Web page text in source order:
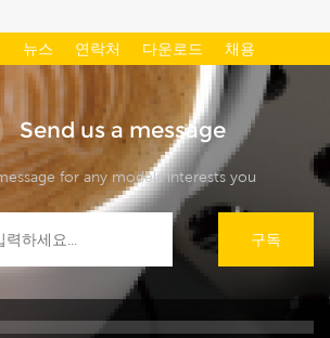
더보기
뉴스 연락처 다운로드 채용
Send us a message
for any models interests you
구독